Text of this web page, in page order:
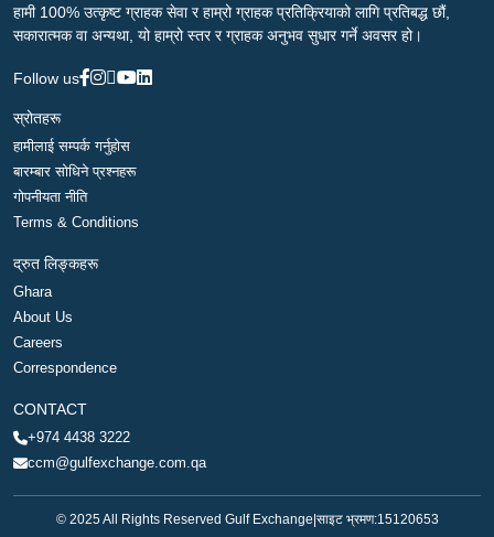
हामी 100% उत्कृष्ट ग्राहक सेवा र हाम्रो ग्राहक प्रतिक्रियाको लागि प्रतिबद्ध छौं,
सकारात्मक वा अन्यथा, यो हाम्रो स्तर र ग्राहक अनुभव सुधार गर्ने अवसर हो।
Follow us
स्रोतहरू
हामीलाई सम्पर्क गर्नुहोस
बारम्बार सोधिने प्रश्नहरू
गोपनीयता नीति
Terms & Conditions
द्रुत लिङ्कहरू
Ghara
About Us
Careers
Correspondence
CONTACT
+974 4438 3222
ccm@gulfexchange.com.qa
© 2025 All Rights Reserved Gulf Exchange साइट भ्रमण:15120653